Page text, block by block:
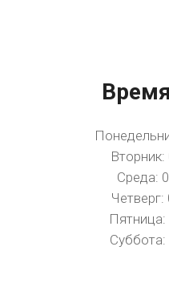
Среда:
Пятница:
Суббота: